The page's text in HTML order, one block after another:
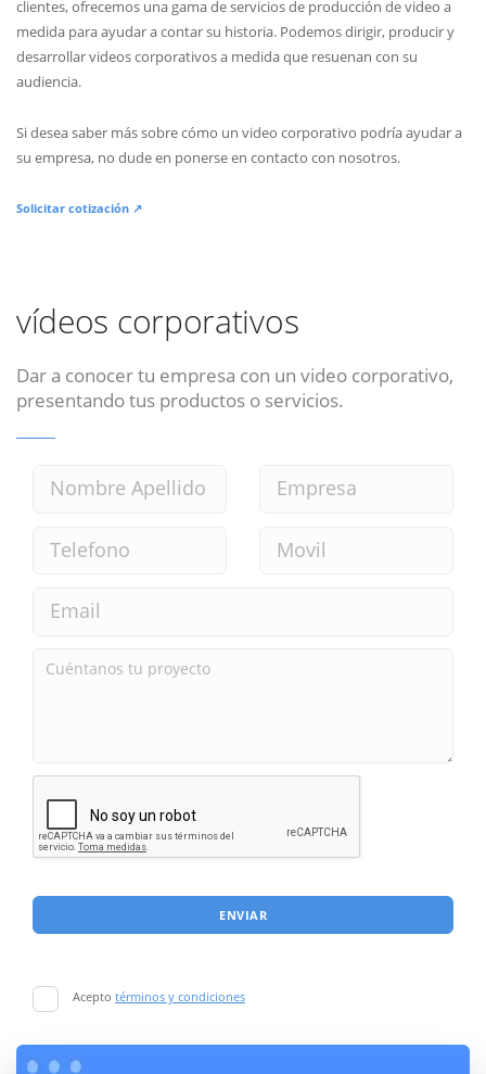
clientes, ofrecemos una gama de servicios de producción de video a
medida para ayudar a contar su historia. Podemos dirigir, producir y
desarrollar videos corporativos a medida que resuenan con su
audiencia.
Si desea saber más sobre cómo un video corporativo podría ayudar a
su empresa, no dude en ponerse en contacto con nosotros.
Solicitar cotización ↗
vídeos corporativos
Dar a conocer tu empresa con un video corporativo,
presentando tus productos o servicios.
ENVIAR
Acepto términos y condiciones